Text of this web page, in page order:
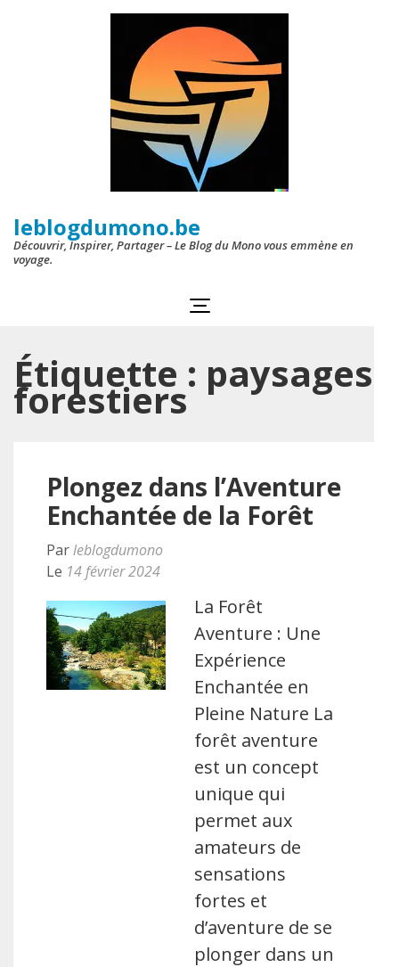
leblogdumono.be
Découvrir, Inspirer, Partager – Le Blog du Mono vous emmène en
voyage.
Étiquette : paysages
forestiers
Plongez dans l’Aventure
Enchantée de la Forêt
Parleblogdumono
Le 14 février 2024
La Forêt
Aventure : Une
Expérience
Enchantée en
Pleine Nature La
forêt aventure
est un concept
unique qui
permet aux
amateurs de
sensations
fortes et
d’aventure de se
plonger dans un